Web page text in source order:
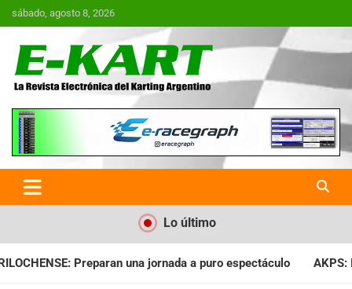
Saltar
al
sábado, agosto 8, 2026
E-Kart.com.ar | La Revista
Electrónica del Karting en
Argentina
Lo último
a puro espectáculo AKPS: Intervino la IGJ y oficializó el